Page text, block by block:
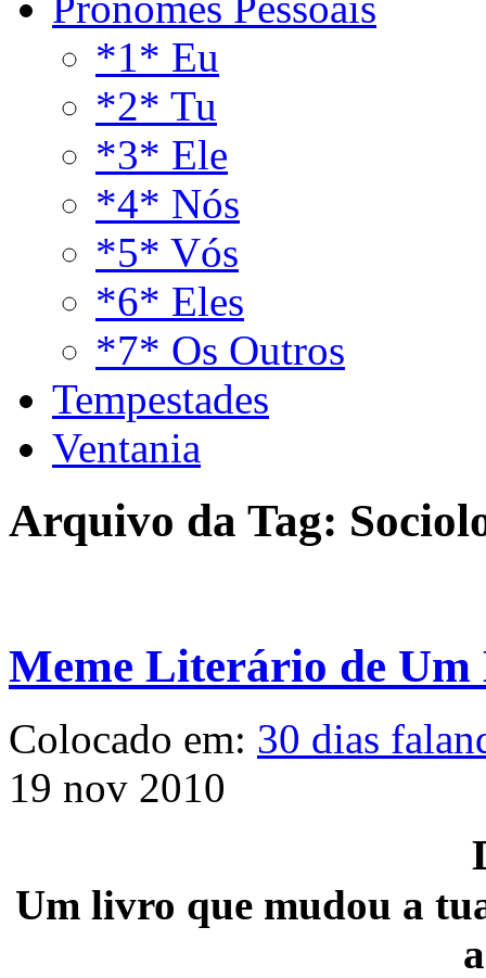
*1* Eu
*2* Tu
*3* Ele
*4* Nós
*5* Vós
*6* Eles
*7* Os Outros
Tempestades
Ventania
Arquivo da Tag:
Meme Literário de Um
Colocado em: 30 dias
19 nov 2010
Um livro que mudou a